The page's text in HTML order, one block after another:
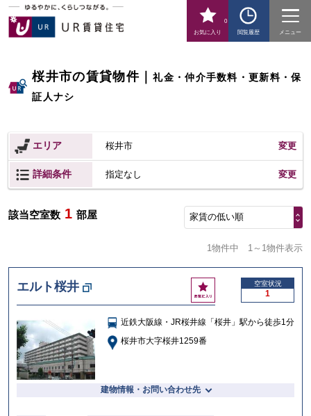
お気に入り
0
閲覧履歴
メニュー
桜井市の賃貸物件｜礼金・仲介手数料・更新料・保
証人ナシ
エリア 桜井市 変更
詳細条件 指定なし 変更
該当空室数 1 部屋 家賃の低い順
1物件中 1～1物件表示
エルト桜井
お
気
入
り
空室状況
1
近鉄大阪線・JR桜井線「桜井」駅から徒歩1分
桜井市大字桜井1259番
建物情報・お問い合わせ先